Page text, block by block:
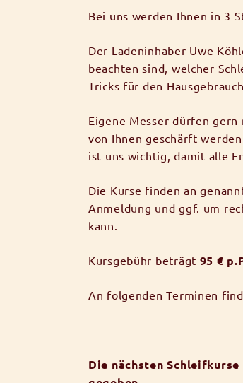
Bei uns werden Ihnen in 3
Der Ladeninhaber Uwe
beachten sind, welcher
Tricks für den Hausgebrauch.
Eigene Messer dürfen
von Ihnen geschärft
ist uns wichtig, damit alle
Die Kurse finden an
Anmeldung und ggf. um
kann.
Kursgebühr beträgt 95 €
An folgenden Terminen
Die nächsten